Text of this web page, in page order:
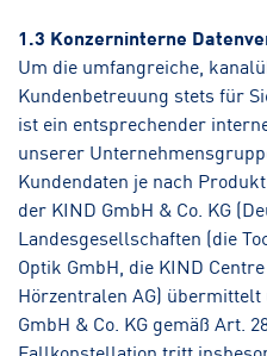
1.3 Konzerninterne
Um die umfangreiche,
Kundenbetreuung stets für
ist ein entsprechender
unserer
Kundendaten je nach
der KIND GmbH & Co. KG
Landesgesellschaften (die
Optik GmbH, die KIND
Hörzentralen AG)
GmbH & Co. KG gemäß Art.